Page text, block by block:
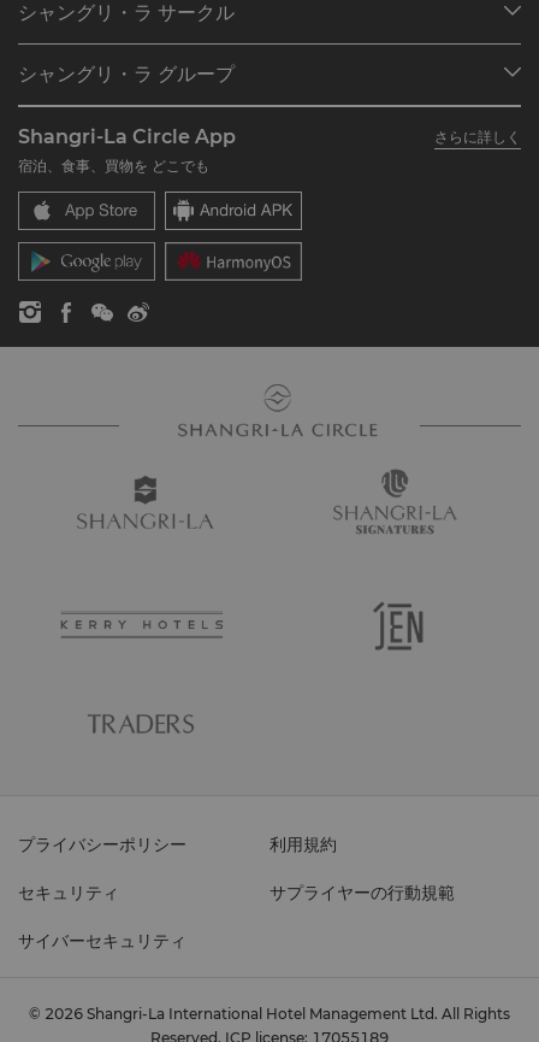
ご予約の検索
レストラン＆バー
シャングリ・ラ サークル
シャングリ・ラ サークルに入会
よくあるお問合せや質問
SLCに関するお問い合わせ
シャングリ・ラ グループ
シャングリ・ラ ブランド
シャングリ・ラ センター
レジデンス
お問い合わせ
採用情報
企業の社会的責任
ニュース
Shangri-La Circle App
さらに詳しく
宿泊、食事、買物を どこでも
プライバシーポリシー 利用規約
セキュリティ サプライヤーの行動規範
サイバーセキュリティ
© 2026 Shangri-La International Hotel Management Ltd. All Rights
Reserved. ICP license: 17055189